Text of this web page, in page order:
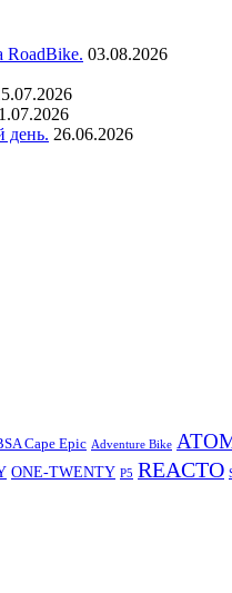
03.08.2026
день. 26.06.2026
Cape Epic Adventure Bike
ONE-TWENTY P5 REACTO